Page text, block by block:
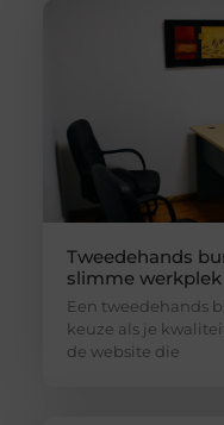
Tweedehands
slimme werkplek
Een tweedehands
keuze als je
de website die